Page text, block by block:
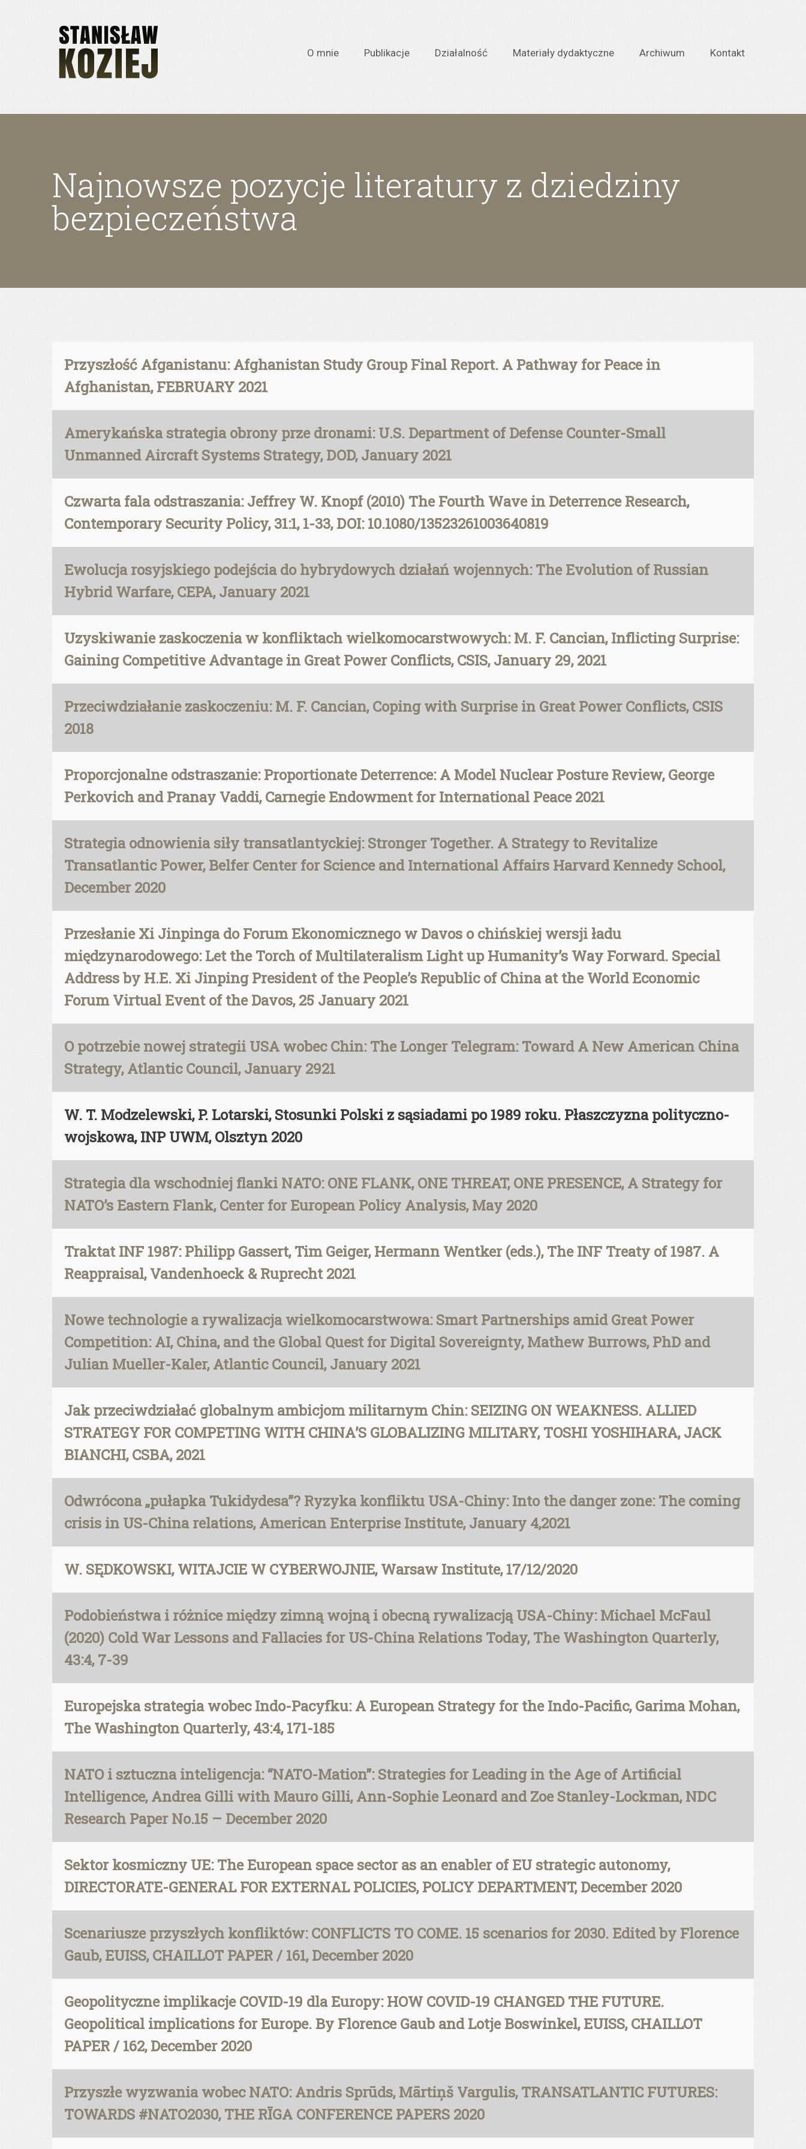
O mnie Publikacje Działalność Materiały dydaktyczne Archiwum Kontakt
Najnowsze pozycje literatury z dziedziny
bezpieczeństwa
Przyszłość Afganistanu: Afghanistan Study Group Final Report. A Pathway for Peace in
Afghanistan, FEBRUARY 2021
Amerykańska strategia obrony prze dronami: U.S. Department of Defense Counter-Small
Unmanned Aircraft Systems Strategy, DOD, January 2021
Czwarta fala odstraszania: Jeffrey W. Knopf (2010) The Fourth Wave in Deterrence Research,
Contemporary Security Policy, 31:1, 1-33, DOI: 10.1080/13523261003640819
Ewolucja rosyjskiego podejścia do hybrydowych działań wojennych: The Evolution of Russian
Hybrid Warfare, CEPA, January 2021
Uzyskiwanie zaskoczenia w konfliktach wielkomocarstwowych: M. F. Cancian, Inflicting Surprise:
Gaining Competitive Advantage in Great Power Conflicts, CSIS, January 29, 2021
Przeciwdziałanie zaskoczeniu: M. F. Cancian, Coping with Surprise in Great Power Conflicts, CSIS
2018
Proporcjonalne odstraszanie: Proportionate Deterrence: A Model Nuclear Posture Review, George
Perkovich and Pranay Vaddi, Carnegie Endowment for International Peace 2021
Strategia odnowienia siły transatlantyckiej: Stronger Together. A Strategy to Revitalize
Transatlantic Power, Belfer Center for Science and International Affairs Harvard Kennedy School,
December 2020
Przesłanie Xi Jinpinga do Forum Ekonomicznego w Davos o chińskiej wersji ładu
międzynarodowego: Let the Torch of Multilateralism Light up Humanity’s Way Forward. Special
Address by H.E. Xi Jinping President of the People’s Republic of China at the World Economic
Forum Virtual Event of the Davos, 25 January 2021
O potrzebie nowej strategii USA wobec Chin: The Longer Telegram: Toward A New American China
Strategy, Atlantic Council, January 2921
W. T. Modzelewski, P. Lotarski, Stosunki Polski z sąsiadami po 1989 roku. Płaszczyzna polityczno-
wojskowa, INP UWM, Olsztyn 2020
Strategia dla wschodniej flanki NATO: ONE FLANK, ONE THREAT, ONE PRESENCE, A Strategy for
NATO’s Eastern Flank, Center for European Policy Analysis, May 2020
Traktat INF 1987: Philipp Gassert, Tim Geiger, Hermann Wentker (eds.), The INF Treaty of 1987. A
Reappraisal, Vandenhoeck & Ruprecht 2021
Nowe technologie a rywalizacja wielkomocarstwowa: Smart Partnerships amid Great Power
Competition: AI, China, and the Global Quest for Digital Sovereignty, Mathew Burrows, PhD and
Julian Mueller-Kaler, Atlantic Council, January 2021
Jak przeciwdziałać globalnym ambicjom militarnym Chin: SEIZING ON WEAKNESS. ALLIED
STRATEGY FOR COMPETING WITH CHINA’S GLOBALIZING MILITARY, TOSHI YOSHIHARA, JACK
BIANCHI, CSBA, 2021
Odwrócona „pułapka Tukidydesa”? Ryzyka konfliktu USA-Chiny: Into the danger zone: The coming
crisis in US-China relations, American Enterprise Institute, January 4,2021
W. SĘDKOWSKI, WITAJCIE W CYBERWOJNIE, Warsaw Institute, 17/12/2020
Podobieństwa i różnice między zimną wojną i obecną rywalizacją USA-Chiny: Michael McFaul
(2020) Cold War Lessons and Fallacies for US-China Relations Today, The Washington Quarterly,
43:4, 7-39
Europejska strategia wobec Indo-Pacyfku: A European Strategy for the Indo-Pacific, Garima Mohan,
The Washington Quarterly, 43:4, 171-185
NATO i sztuczna inteligencja: “NATO-Mation”: Strategies for Leading in the Age of Artificial
Intelligence, Andrea Gilli with Mauro Gilli, Ann-Sophie Leonard and Zoe Stanley-Lockman, NDC
Research Paper No.15 – December 2020
Sektor kosmiczny UE: The European space sector as an enabler of EU strategic autonomy,
DIRECTORATE-GENERAL FOR EXTERNAL POLICIES, POLICY DEPARTMENT, December 2020
Scenariusze przyszłych konfliktów: CONFLICTS TO COME. 15 scenarios for 2030. Edited by Florence
Gaub, EUISS, CHAILLOT PAPER / 161, December 2020
Geopolityczne implikacje COVID-19 dla Europy: HOW COVID-19 CHANGED THE FUTURE.
Geopolitical implications for Europe. By Florence Gaub and Lotje Boswinkel, EUISS, CHAILLOT
PAPER / 162, December 2020
Przyszłe wyzwania wobec NATO: Andris Sprūds, Mārtiņš Vargulis, TRANSATLANTIC FUTURES:
TOWARDS #NATO2030, THE RĪGA CONFERENCE PAPERS 2020